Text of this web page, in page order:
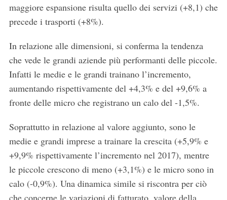
maggiore espansione risulta quello dei servizi (+8,1) che
precede i trasporti (+8%).
In relazione alle dimensioni, si conferma la tendenza
che vede le grandi aziende più performanti delle piccole.
Infatti le medie e le grandi trainano l’incremento,
aumentando rispettivamente del +4,3% e del +9,6% a
fronte delle micro che registrano un calo del -1,5%.
Soprattutto in relazione al valore aggiunto, sono le
medie e grandi imprese a trainare la crescita (+5,9% e
+9,9% rispettivamente l’incremento nel 2017), mentre
le piccole crescono di meno (+3,1%) e le micro sono in
calo (-0,9%). Una dinamica simile si riscontra per ciò